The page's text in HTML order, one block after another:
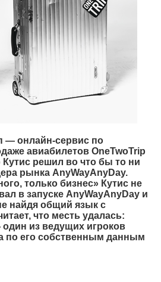
— онлайн-сервис по
авиабилетов OneTwoTrip
решил во что бы то ни
рынка AnyWayAnyDay.
только бизнес» Кутис не
в запуске AnyWayAnyDay и
найдя общий язык с
что месть удалась:
из ведущих игроков
по его собственным данным